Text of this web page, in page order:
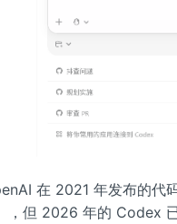
在 2021 年发布的代
，但 2026 年的 Codex